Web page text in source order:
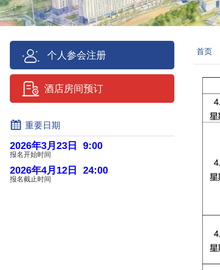
个人参会注册
酒店房间预订
重要日期
2026年3月23日 9:00
报名开始时间
2026年4月12日 24:00
报名截止时间
首页